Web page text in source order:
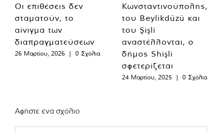
Οι επιθέσεις δεν
σταματούν, το
αίνιγμα των
διαπραγματεύσεων
26 Μαρτίου, 2026 | 0 Σχόλια
Κωνσταντινούπολης,
του Beylikdüzü και
του Şişli
αναστέλλονται, ο
δήμος Shişli
σφετερίζεται
24 Μαρτίου, 2025 | 0 Σχόλια
Αφήστε ένα σχόλιο